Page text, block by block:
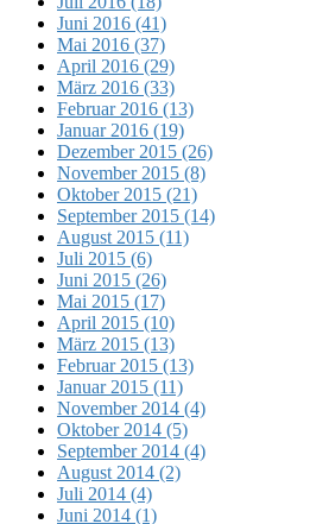
Juni 2016 (41)
Mai 2016 (37)
April 2016 (29)
März 2016 (33)
Februar 2016 (13)
Januar 2016 (19)
Dezember 2015 (26)
November 2015 (8)
Oktober 2015 (21)
September 2015 (14)
August 2015 (11)
Juli 2015 (6)
Juni 2015 (26)
Mai 2015 (17)
April 2015 (10)
März 2015 (13)
Februar 2015 (13)
Januar 2015 (11)
November 2014 (4)
Oktober 2014 (5)
September 2014 (4)
August 2014 (2)
Juli 2014 (4)
Juni 2014 (1)